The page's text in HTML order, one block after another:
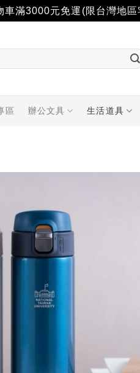
車滿3000元免運(限台灣地
區 辦公文具 生活道具